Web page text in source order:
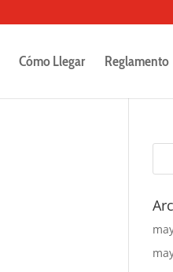
Cómo Llegar Reglamento